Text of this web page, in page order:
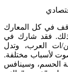
في كل المعارك
ذلك. فقد شارك في
65% من الناخبين/ات العرب، وتدل
لأسباب مختلفة.
الحسم، وسينافس